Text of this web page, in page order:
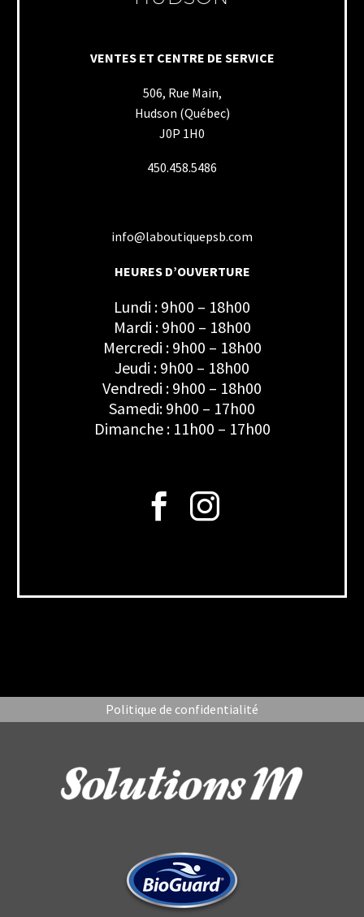
VENTES ET CENTRE DE SERVICE
506, Rue Main,
Hudson (Québec)
J0P 1H0
450.458.5486
info@laboutiquepsb.com
HEURES D’OUVERTURE
Lundi : 9h00 – 18h00
Mardi : 9h00 – 18h00
Mercredi : 9h00 – 18h00
Jeudi : 9h00 – 18h00
Vendredi : 9h00 – 18h00
Samedi: 9h00 – 17h00
Dimanche : 11h00 – 17h00
Politique de confidentialité